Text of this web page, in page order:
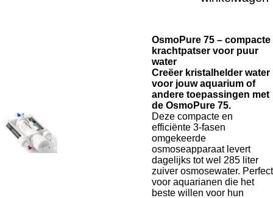
OsmoPure 75 – compacte
krachtpatser voor puur
water
Creëer kristalhelder water
voor jouw aquarium of
andere toepassingen met
de OsmoPure 75.
Deze compacte en
efficiënte 3-fasen
omgekeerde
osmoseapparaat levert
dagelijks tot wel 285 liter
zuiver osmosewater. Perfect
voor aquarianen die het
beste willen voor hun